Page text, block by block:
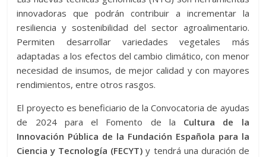
innovadoras que podrán contribuir a incrementar la
resiliencia y sostenibilidad del sector agroalimentario.
Permiten desarrollar variedades vegetales más
adaptadas a los efectos del cambio climático, con menor
necesidad de insumos, de mejor calidad y con mayores
rendimientos, entre otros rasgos.
El proyecto es beneficiario de la Convocatoria de ayudas
de 2024 para el Fomento de la Cultura de la
Innovación Pública de la Fundación Española para la
Ciencia y Tecnología (FECYT) y tendrá una duración de